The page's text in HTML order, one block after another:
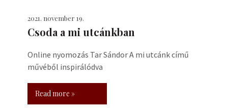
2021. november 19.
Csoda a mi utcánkban
Online nyomozás Tar Sándor A mi utcánk című
művéből inspirálódva
Read more »